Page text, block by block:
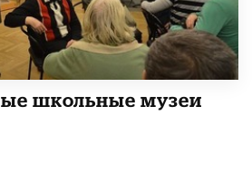
школьные музеи